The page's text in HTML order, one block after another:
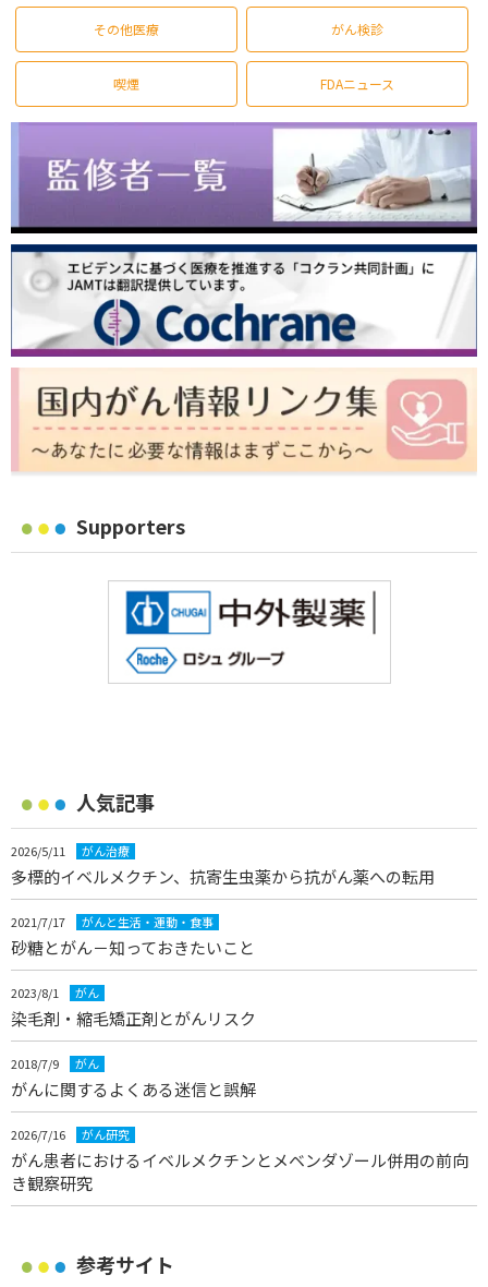
その他医療 がん検診
喫煙 FDAニュース
Supporters
人気記事
2026/5/11 がん治療
多標的イベルメクチン、抗寄生虫薬から抗がん薬への転用
2021/7/17 がんと生活・運動・食事
砂糖とがん－知っておきたいこと
2023/8/1 がん
染毛剤・縮毛矯正剤とがんリスク
2018/7/9 がん
がんに関するよくある迷信と誤解
2026/7/16 がん研究
がん患者におけるイベルメクチンとメベンダゾール併用の前向
き観察研究
参考サイト